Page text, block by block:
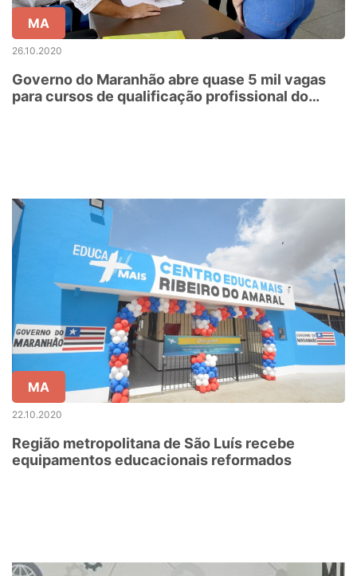
MA
26.10.2020
Governo do Maranhão abre quase 5 mil vagas
para cursos de qualificação profissional do
MA
22.10.2020
Região metropolitana de São Luís recebe
equipamentos educacionais reformados